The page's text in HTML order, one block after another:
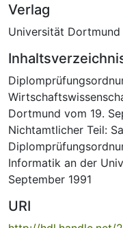
Verlag
Universität Dortmund
Dortmund vom 19.
Nichtamtlicher Teil:
Informatik an der
September 1991
URI